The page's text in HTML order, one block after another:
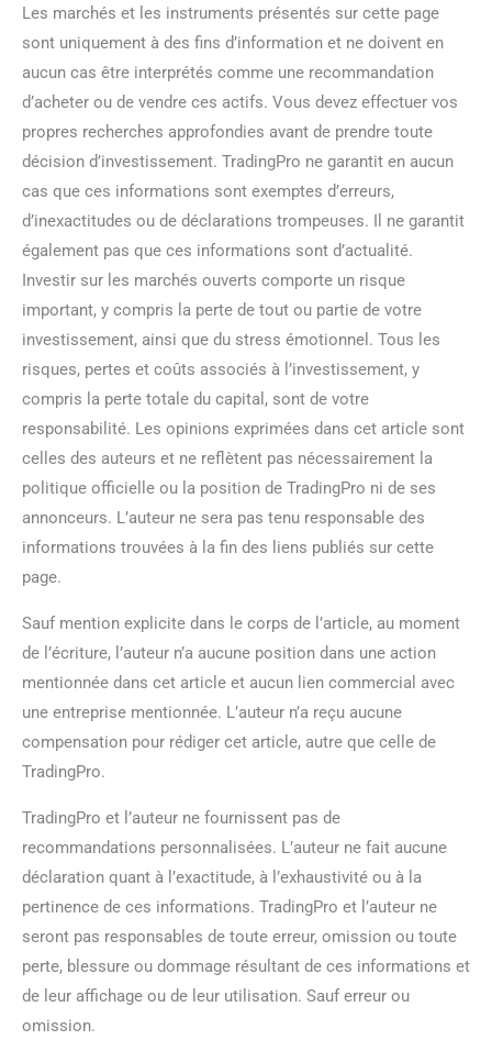
Les marchés et les instruments présentés sur cette page
sont uniquement à des fins d’information et ne doivent en
aucun cas être interprétés comme une recommandation
d’acheter ou de vendre ces actifs. Vous devez effectuer vos
propres recherches approfondies avant de prendre toute
décision d’investissement. TradingPro ne garantit en aucun
cas que ces informations sont exemptes d’erreurs,
d’inexactitudes ou de déclarations trompeuses. Il ne garantit
également pas que ces informations sont d’actualité.
Investir sur les marchés ouverts comporte un risque
important, y compris la perte de tout ou partie de votre
investissement, ainsi que du stress émotionnel. Tous les
risques, pertes et coûts associés à l’investissement, y
compris la perte totale du capital, sont de votre
responsabilité. Les opinions exprimées dans cet article sont
celles des auteurs et ne reflètent pas nécessairement la
politique officielle ou la position de TradingPro ni de ses
annonceurs. L’auteur ne sera pas tenu responsable des
informations trouvées à la fin des liens publiés sur cette
page.
Sauf mention explicite dans le corps de l’article, au moment
de l’écriture, l’auteur n’a aucune position dans une action
mentionnée dans cet article et aucun lien commercial avec
une entreprise mentionnée. L’auteur n’a reçu aucune
compensation pour rédiger cet article, autre que celle de
TradingPro.
TradingPro et l’auteur ne fournissent pas de
recommandations personnalisées. L’auteur ne fait aucune
déclaration quant à l’exactitude, à l’exhaustivité ou à la
pertinence de ces informations. TradingPro et l’auteur ne
seront pas responsables de toute erreur, omission ou toute
perte, blessure ou dommage résultant de ces informations et
de leur affichage ou de leur utilisation. Sauf erreur ou
omission.